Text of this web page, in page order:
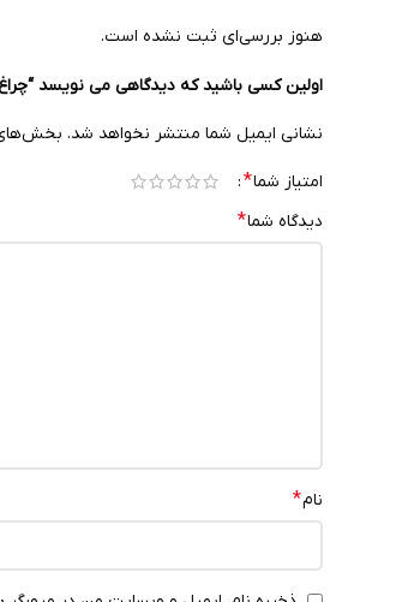
هنوز بررسی‌ای ثبت نشده است.
اولین کسی باشید که دیدگاهی می نویسد “چراغ
نشانی ایمیل شما منتشر نخواهد شد. بخش‌های
امتیاز شما*
دیدگاه شما*
نام*